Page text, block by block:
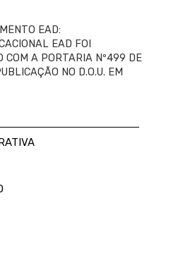
EAD:
EAD FOI
COM A PORTARIA Nº499 DE
NO D.O.U. EM